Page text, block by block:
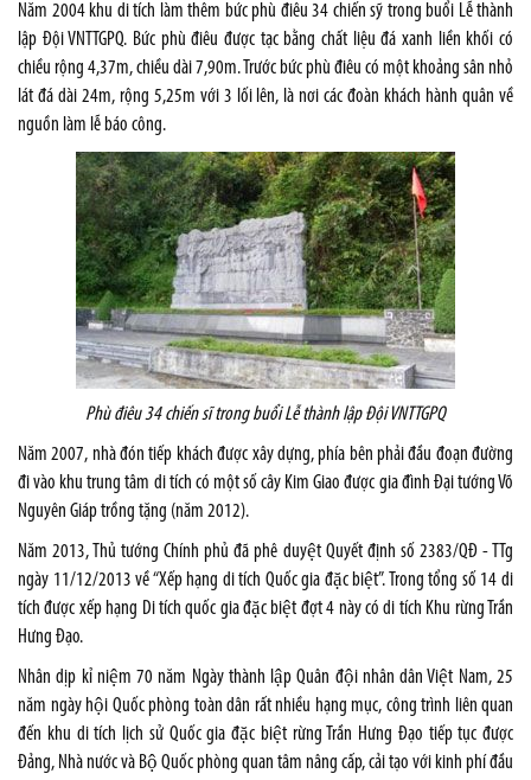
Năm 2004 khu di tích làm thêm bức phù điêu 34 chiến sỹ trong buổi Lễ thành
lập Đội VNTTGPQ. Bức phù điêu được tạc bằng chất liệu đá xanh liền khối có
chiều rộng 4,37m, chiều dài 7,90m. Trước bức phù điêu có một khoảng sân nhỏ
lát đá dài 24m, rộng 5,25m với 3 lối lên, là nơi các đoàn khách hành quân về
nguồn làm lễ báo công.
Phù điêu 34 chiến sĩ trong buổi Lễ thành lập Đội VNTTGPQ
Năm 2007, nhà đón tiếp khách được xây dựng, phía bên phải đầu đoạn đường
đi vào khu trung tâm di tích có một số cây Kim Giao được gia đình Đại tướng Võ
Nguyên Giáp trồng tặng (năm 2012).
Năm 2013, Thủ tướng Chính phủ đã phê duyệt Quyết định số 2383/QĐ - TTg
ngày 11/12/2013 về “Xếp hạng di tích Quốc gia đặc biệt”. Trong tổng số 14 di
tích được xếp hạng Di tích quốc gia đặc biệt đợt 4 này có di tích Khu rừng Trần
Hưng Đạo.
Nhân dịp kỉ niệm 70 năm Ngày thành lập Quân đội nhân dân Việt Nam, 25
năm ngày hội Quốc phòng toàn dân rất nhiều hạng mục, công trình liên quan
đến khu di tích lịch sử Quốc gia đặc biệt rừng Trần Hưng Đạo tiếp tục được
Đảng, Nhà nước và Bộ Quốc phòng quan tâm nâng cấp, cải tạo với kinh phí đầu